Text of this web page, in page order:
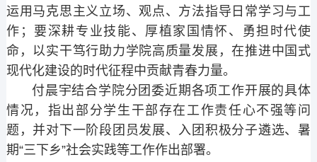
运用马克思主义立场、观点、方法指导日常学习与工
作；要深耕专业技能、厚植家国情怀、勇担时代使
命，以实干笃行助力学院高质量发展，在推进中国式
现代化建设的时代征程中贡献青春力量。
付晨宇结合学院分团委近期各项工作开展的具体
情况，指出部分学生干部存在工作责任心不强等问
题，并对下一阶段团员发展、入团积极分子遴选、暑
期“三下乡”社会实践等工作作出部署。